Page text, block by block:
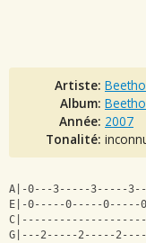
Artiste:
Album:
Année: 2007
Tonalité:
A|-0---3-----3-----
E|-0-----0-----
G|---2-----2-----